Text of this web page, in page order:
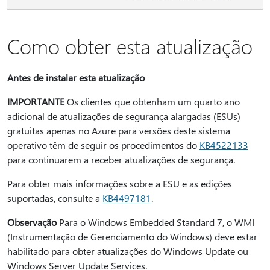
Como obter esta atualização
Antes de instalar esta atualização
IMPORTANTEOs clientes que obtenham um quarto ano
adicional de atualizações de segurança alargadas (ESUs)
gratuitas apenas no Azure para versões deste sistema
operativo têm de seguir os procedimentos do KB4522133
para continuarem a receber atualizações de segurança.
Para obter mais informações sobre a ESU e as edições
suportadas, consulte a KB4497181.
ObservaçãoPara o Windows Embedded Standard 7, o WMI
(Instrumentação de Gerenciamento do Windows) deve estar
habilitado para obter atualizações do Windows Update ou
Windows Server Update Services.